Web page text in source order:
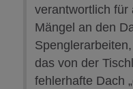
verantwortlich für
Mängel an den
das von der
fehlerhafte Dach